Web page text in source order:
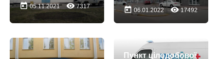
today05.11.2021 remove_red_eye7317 today 06.01.2022 remove_red_eye17492
Пункт цілодобової